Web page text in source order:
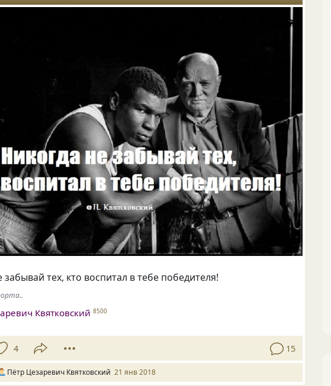
забывай тех, кто воспитал в тебе победителя!
Квятковский 8500
4 15
Пётр Цезаревич Квятковский 21 янв 2018